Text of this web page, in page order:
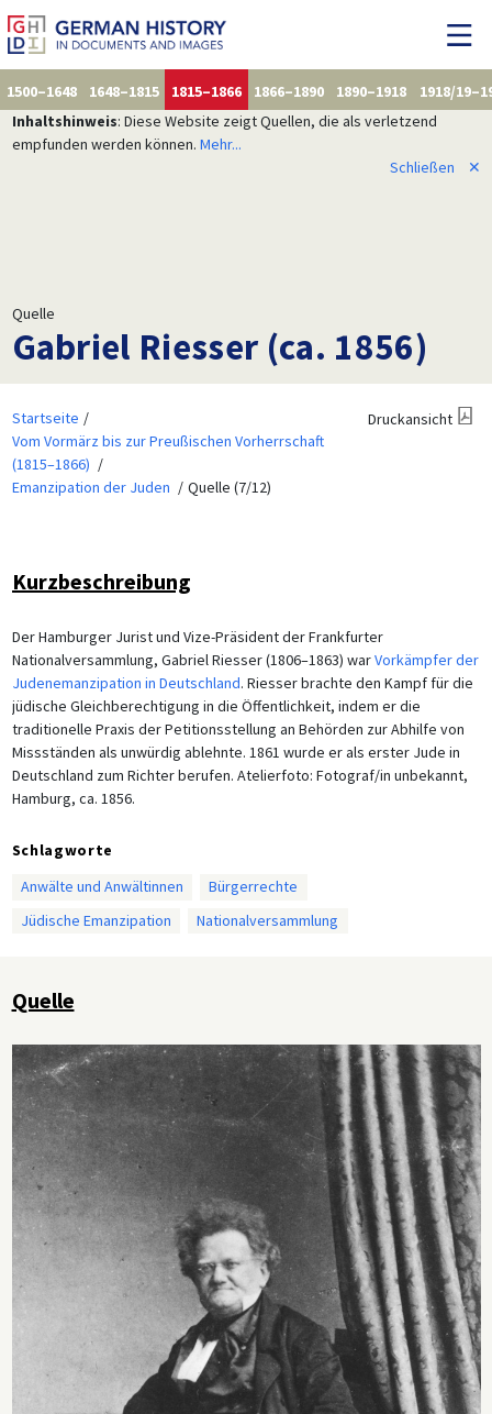
1500–1648 1648–1815 1815–1866 1866–1890 1890–1918
1918/
Inhaltshinweis: Diese Website zeigt Quellen, die als verletzend
empfunden werden können. Mehr...
Schließen
✕
Quelle
Gabriel Riesser (ca. 1856)
Startseite
Vom Vormärz bis zur Preußischen Vorherrschaft
(1815–1866)
Emanzipation der Juden
Quelle (7/12)
Druckansicht
Kurzbeschreibung
Der Hamburger Jurist und Vize-Präsident der Frankfurter
Nationalversammlung, Gabriel Riesser (1806–1863) warVorkämpfer der
Judenemanzipation in Deutschland. Riesser brachte den Kampf für die
jüdische Gleichberechtigung in die Öffentlichkeit, indem er die
traditionelle Praxis der Petitionsstellung an Behörden zur Abhilfe von
Missständen als unwürdig ablehnte. 1861 wurde er als erster Jude in
Deutschland zum Richter berufen. Atelierfoto: Fotograf/in unbekannt,
Hamburg, ca. 1856.
Schlagworte
Anwälte und Anwältinnen
Bürgerrechte
Jüdische Emanzipation
Nationalversammlung
Quelle